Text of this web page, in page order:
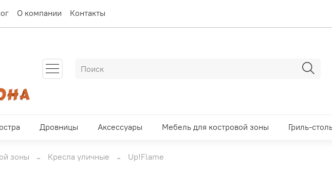
О компании Контакты
Дровницы Аксессуары Мебель для костровой зоны Гриль-
зоны Кресла уличные Up!Flame